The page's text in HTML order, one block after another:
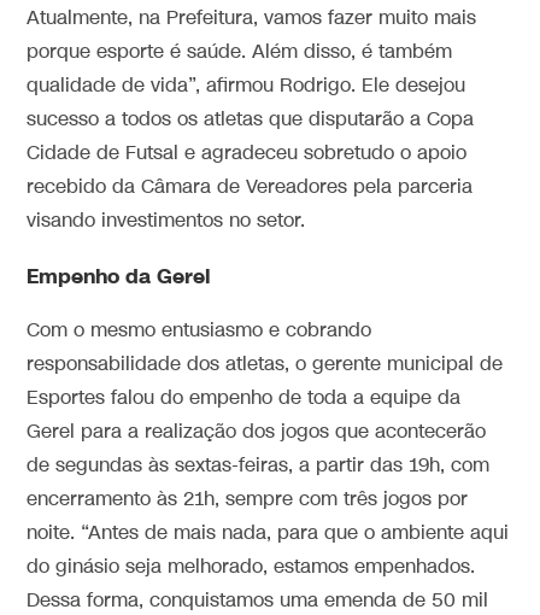
Atualmente, na Prefeitura, vamos fazer muito mais
porque esporte é saúde. Além disso, é também
qualidade de vida”, afirmou Rodrigo. Ele desejou
sucesso a todos os atletas que disputarão a Copa
Cidade de Futsal e agradeceu sobretudo o apoio
recebido da Câmara de Vereadores pela parceria
visando investimentos no setor.
Empenho da Gerel
Com o mesmo entusiasmo e cobrando
responsabilidade dos atletas, o gerente municipal de
Esportes falou do empenho de toda a equipe da
Gerel para a realização dos jogos que acontecerão
de segundas às sextas-feiras, a partir das 19h, com
encerramento às 21h, sempre com três jogos por
noite. “Antes de mais nada, para que o ambiente aqui
do ginásio seja melhorado, estamos empenhados.
Dessa forma, conquistamos uma emenda de 50 mil